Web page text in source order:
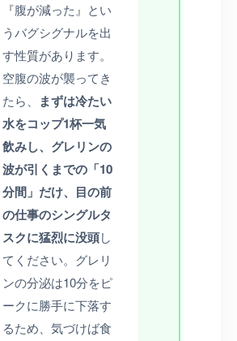
『腹が減った』とい
うバグシグナルを出
す性質があります。
空腹の波が襲ってき
たら、
まずは冷たい
水をコップ1杯一気
飲みし、グレリンの
波が引くまでの「10
分間」だけ、目の前
の仕事のシングルタ
スクに猛烈に没頭し
てください。グレリ
ンの分泌は10分をピ
ークに勝手に下落す
るため、気づけば食